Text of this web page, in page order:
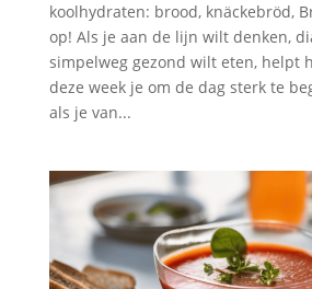
koolhydraten: brood, knäckebröd,
op! Als je aan de lijn wilt denken,
simpelweg gezond wilt eten, helpt
deze week je om de dag sterk te
als je van...